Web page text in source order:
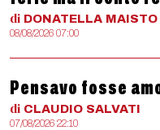
di DONATELLA MAISTO
08/08/2026 07:00
Pensavo fosse
di CLAUDIO SALVATI
07/08/2026 22:10